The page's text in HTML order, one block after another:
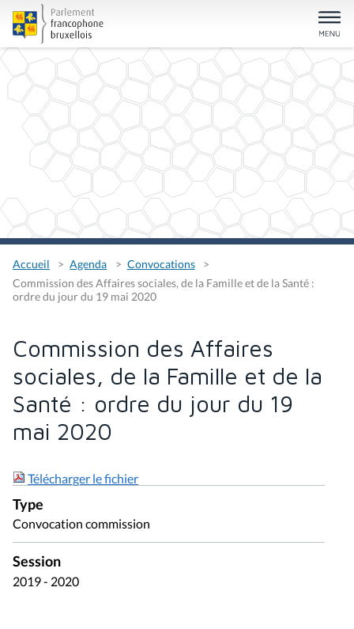
Accueil Agenda
Convocations
Commission des Affaires sociales, de la Famille et de la Santé :
ordre du jour du 19 mai 2020
Commission des Affaires
sociales, de la Famille et de la
Santé : ordre du jour du 19
mai 2020
Télécharger le fichier
Type
Convocation commission
Session
2019 - 2020